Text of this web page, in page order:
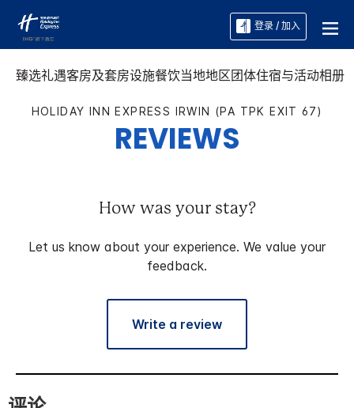
登录 / 加入
臻选礼遇客房及套房设施餐饮当地地区团体住宿与活动相册
HOLIDAY INN EXPRESS IRWIN (PA TPK EXIT 67)
REVIEWS
How was your stay?
Let us know about your experience. We value your
feedback.
Write a review